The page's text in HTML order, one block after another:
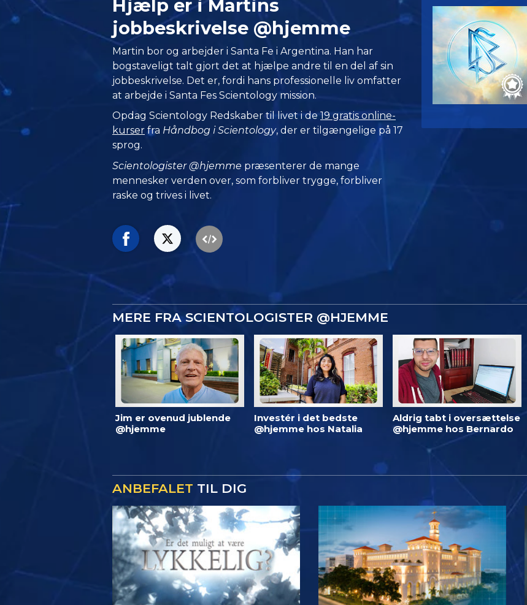
Hjælp er i Martins
jobbeskrivelse @hjemme
Martin bor og arbejder i Santa Fe i Argentina. Han har
bogstaveligt talt gjort det at hjælpe andre til en del af sin
jobbeskrivelse. Det er, fordi hans professionelle liv omfatter
at arbejde i Santa Fes Scientology mission.
Opdag Scientology Redskaber til livet i de19 gratis online-
kurserfra Håndbog i Scientology, der er tilgængelige på 17
sprog.
Scientologister @hjemme præsenterer de mange
mennesker verden over, som forbliver trygge, forbliver
raske og trives i livet.
MERE FRA SCIENTOLOGISTER @HJEMME
Jim er ovenud jublende
@hjemme
Investér i det bedste
@hjemme hos Natalia
Aldrig tabt i oversættelse
@hjemme hos Bernardo
ANBEFALET TIL DIG